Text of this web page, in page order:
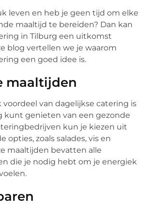
leven en heb je geen tijd om elke
maaltijd te bereiden? Dan kan
in Tilburg een uitkomst
blog vertellen we je waarom
een goed idee is.
maaltijden
voordeel van dagelijkse catering is
kunt genieten van een gezonde
kun je kiezen uit
opties, zoals salades, vis en
maaltijden bevatten alle
die je nodig hebt om je energiek